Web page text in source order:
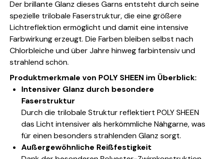
Der brillante Glanz dieses Garns entsteht durch seine
spezielle trilobale Faserstruktur, die eine größere
Lichtreflektion ermöglicht und damit eine intensive
Farbwirkung erzeugt. Die Farben bleiben selbst nach
Chlorbleiche und über Jahre hinweg farbintensiv und
strahlend schön.
Produktmerkmale von POLY SHEEN im Überblick:
Intensiver Glanz durch besondere
Faserstruktur
Durch die trilobale Struktur reflektiert POLY SHEEN
das Licht intensiver als herkömmliche Nähgarne, was
für einen besonders strahlenden Glanz sorgt.
Außergewöhnliche Reißfestigkeit